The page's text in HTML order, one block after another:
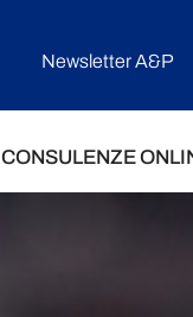
Newsletter A&P
CONSULENZE